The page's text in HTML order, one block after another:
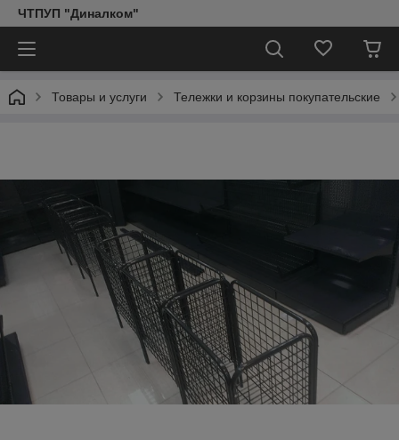
ЧТПУП "Диналком"
Товары и услуги Тележки и корзины покупательские